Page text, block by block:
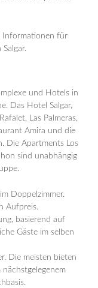
Informationen für
und Hotels in
Das Hotel Salgar,
Las Palmeras,
Amira und die
Die Apartments Los
sind unabhängig
Doppelzimmer.
Aufpreis.
basierend auf
Gäste im selben
Die meisten bieten